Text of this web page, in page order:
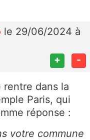
le 29/06/2024 à
+ -
rentre dans la
Paris, qui
réponse :
votre commune